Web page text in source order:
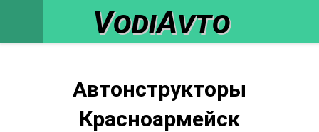
VodiAvto
Автонструкторы
Красноармейск